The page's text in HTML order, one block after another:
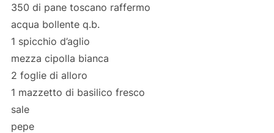
350 di pane toscano raffermo
acqua bollente q.b.
1 spicchio d’aglio
mezza cipolla bianca
2 foglie di alloro
1 mazzetto di basilico fresco
sale
pepe